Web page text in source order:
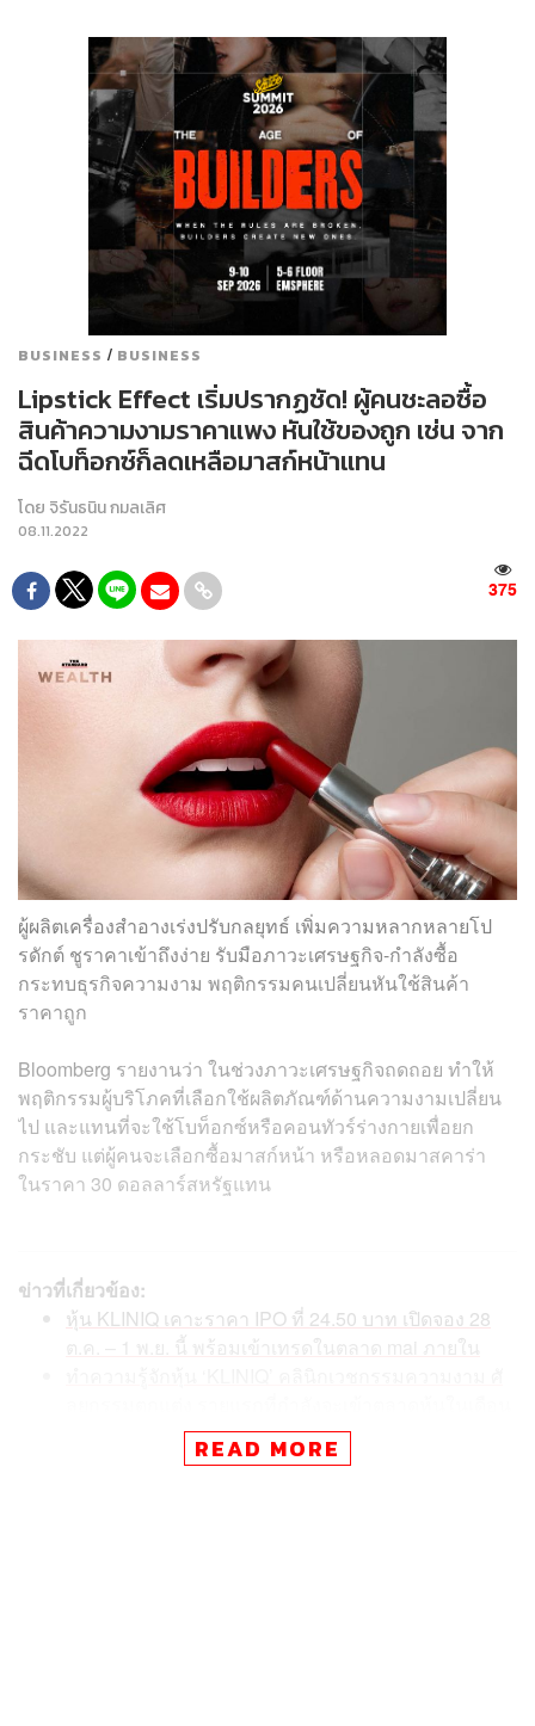
BUSINESS / BUSINESS
Lipstick Effect เริ่มปรากฏชัด! ผู้คนชะลอซื้อ
สินค้าความงามราคาแพง หันใช้ของถูก เช่น จาก
ฉีดโบท็อกซ์ก็ลดเหลือมาสก์หน้าแทน
โดย จิรันธนิน กมลเลิศ
08.11.2022
375
ผู้ผลิตเครื่องสำอางเร่งปรับกลยุทธ์ เพิ่มความหลากหลายโป
รดักต์ ชูราคาเข้าถึงง่าย รับมือภาวะเศรษฐกิจ-กำลังซื้อ
กระทบธุรกิจความงาม พฤติกรรมคนเปลี่ยนหันใช้สินค้า
ราคาถูก
Bloomberg รายงานว่า ในช่วงภาวะเศรษฐกิจถดถอย ทำให้
พฤติกรรมผู้บริโภคที่เลือกใช้ผลิตภัณฑ์ด้านความงามเปลี่ยน
ไป และแทนที่จะใช้โบท็อกซ์หรือคอนทัวร์ร่างกายเพื่อยก
กระชับ แต่ผู้คนจะเลือกซื้อมาสก์หน้า หรือหลอดมาสคาร่า
ในราคา 30 ดอลลาร์สหรัฐแทน
ข่าวที่เกี่ยวข้อง:
หุ้น KLINIQ เคาะราคา IPO ที่ 24.50 บาท เปิดจอง 28
ต.ค. – 1 พ.ย. นี้ พร้อมเข้าเทรดในตลาด mai ภายใน
หุ้น KLINIQ หรือ เดอะคลีนิกค์ เทรดวันแรก ‘ทะยานแร
READ MORE